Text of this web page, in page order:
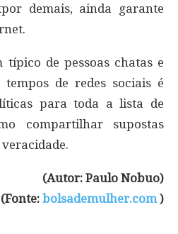
demais, ainda garante
de pessoas chatas e
de redes sociais é
para toda a lista de
compartilhar supostas
(Autor: Paulo Nobuo)
(Fonte: bolsademulher.com)